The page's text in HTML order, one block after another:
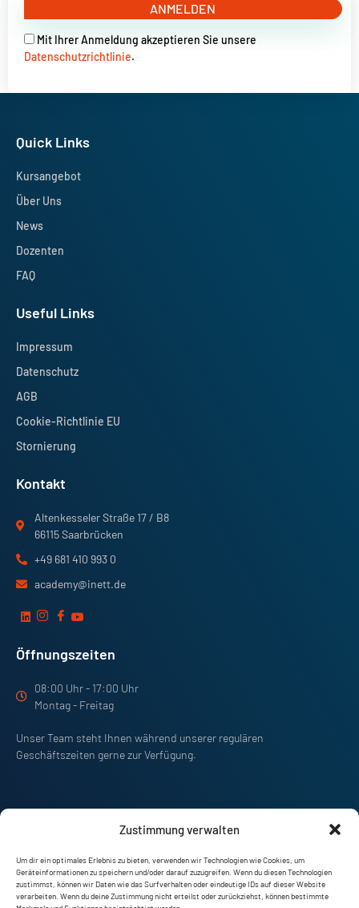
Zustimmung verwalten
Um dir ein optimales Erlebnis zu bieten, verwenden wir Technologien wie Cookies, um
Geräteinformationen zu speichern und/oder darauf zuzugreifen. Wenn du diesen Technologien
zustimmst, können wir Daten wie das Surfverhalten oder eindeutige IDs auf dieser Website
verarbeiten. Wenn du deine Zustimmung nicht erteilst oder zurückziehst, können bestimmte
ANMELDEN
Mit Ihrer Anmeldung akzeptieren Sie unsere
Datenschutzrichtlinie.
Quick Links
Kursangebot
Über Uns
News
Dozenten
FAQ
Useful Links
Impressum
Datenschutz
AGB
Cookie-Richtlinie EU
Stornierung
Kontakt
Altenkesseler Straße 17 / B8
66115 Saarbrücken
+49 681 410 993 0
academy@inett.de
Öffnungszeiten
08:00 Uhr - 17:00 Uhr
Montag - Freitag
Unser Team steht Ihnen während unserer regulären
Geschäftszeiten gerne zur Verfügung.